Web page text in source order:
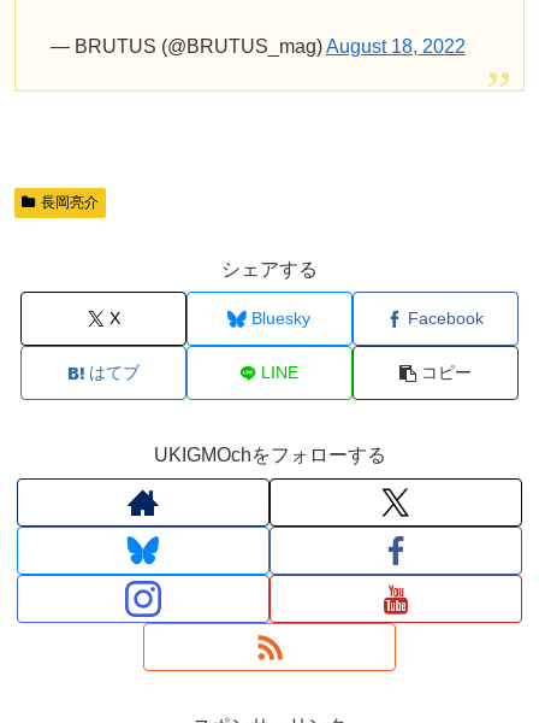
— BRUTUS (@BRUTUS_mag)August 18, 2022
長岡亮介
シェアする
X Bluesky Facebook
はてブ LINE コピー
UKIGMOchをフォローする